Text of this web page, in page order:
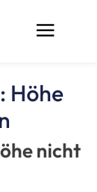
Höhe
nicht